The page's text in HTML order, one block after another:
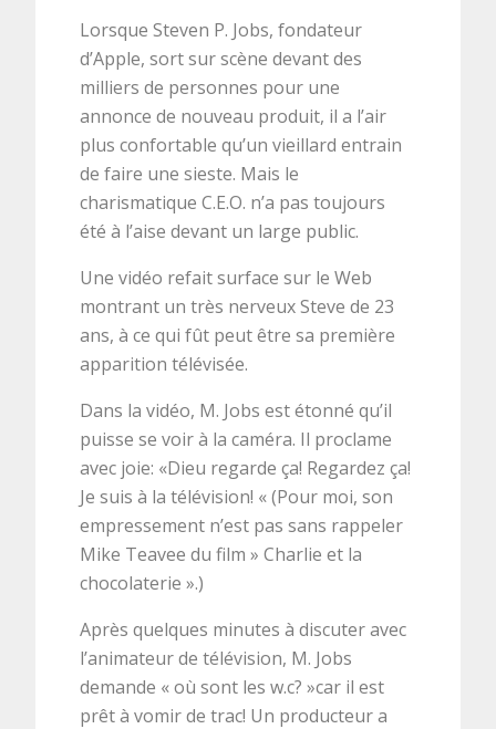
Lorsque Steven P. Jobs, fondateur
d’Apple, sort sur scène devant des
milliers de personnes pour une
annonce de nouveau produit, il a l’air
plus confortable qu’un vieillard entrain
de faire une sieste. Mais le
charismatique C.E.O. n’a pas toujours
été à l’aise devant un large public.
Une vidéo refait surface sur le Web
montrant un très nerveux Steve de 23
ans, à ce qui fût peut être sa première
apparition télévisée.
Dans la vidéo, M. Jobs est étonné qu’il
puisse se voir à la caméra. Il proclame
avec joie: «Dieu regarde ça! Regardez ça!
Je suis à la télévision! « (Pour moi, son
empressement n’est pas sans rappeler
Mike Teavee du film » Charlie et la
chocolaterie ».)
Après quelques minutes à discuter avec
l’animateur de télévision, M. Jobs
demande « où sont les w.c? »car il est
prêt à vomir de trac! Un producteur a